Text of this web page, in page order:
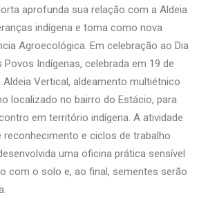
aprofunda sua relação com a Aldeia
indígena e toma como nova
Agroecológica. Em celebração ao Dia
Indígenas, celebrada em 19 de
Vertical, aldeamento multiétnico
localizado no bairro do Estácio, para
em território indígena. A atividade
reconhecimento e ciclos de trabalho
uma oficina prática sensível
com o solo e, ao final, sementes serão